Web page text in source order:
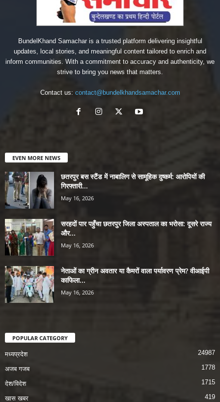
BundelKhand Samachar is a trusted platform delivering insightful
updates, local stories, and meaningful content tailored to enrich and
inform communities. With a commitment to accuracy and authenticity, we
strive to bring you news that matters.
Contact us: contact@bundelkhandsamachar.com
EVEN MORE NEWS
छतरपुर बस स्टैंड में नाबालिग से सामूहिक दुष्कर्म: आरोपियों की
गिरफ्तारी...
May 16, 2026
सरहदों पार पहुँचा छतरपुर जिला अस्पताल का भरोसा: दूसरे राज्य
और...
May 16, 2026
नेताओं का ग्रीन अवतार या कैमरों वाला पर्यावरण प्रेम? वीआईपी
काफिला...
May 16, 2026
POPULAR CATEGORY
मध्यप्रदेश 24987
अजब गजब 1778
देश/विदेश 1715
खास खबर 419